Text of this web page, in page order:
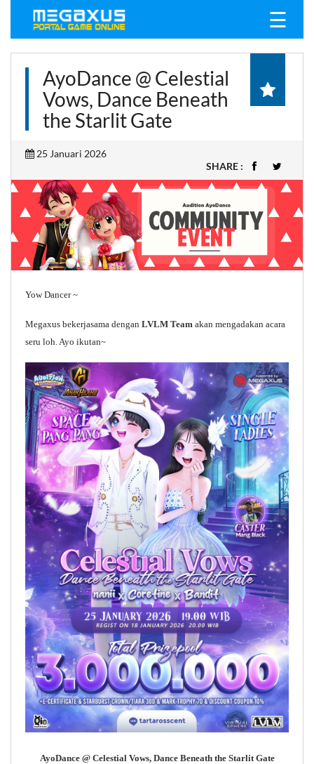
☰
AyoDance @ Celestial
Vows, Dance Beneath
the Starlit Gate
25 Januari 2026
SHARE :
Yow Dancer ~
Megaxus bekerjasama dengan LVLM Team akan mengadakan acara
seru loh. Ayo ikutan~
AyoDance @ Celestial Vows, Dance Beneath the Starlit Gate